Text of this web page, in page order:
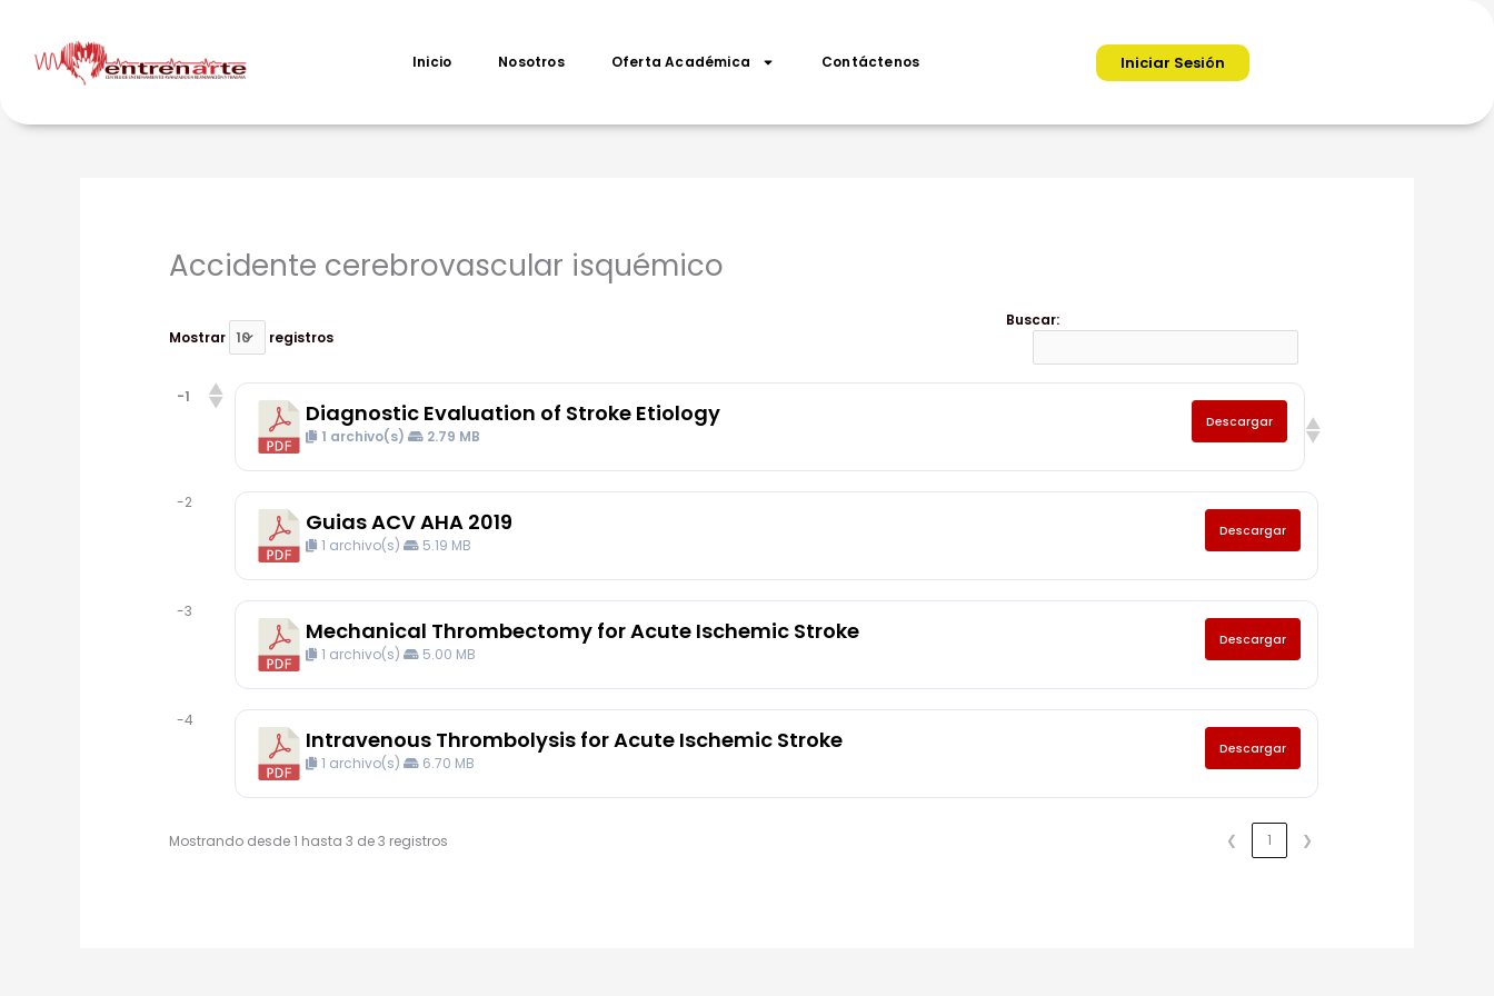
contenido
Inicio Nosotros Oferta Académica Contáctenos Iniciar Sesión
Accidente cerebrovascular isquémico
Mostrar registros
Buscar:
-1
Diagnostic Evaluation of Stroke Etiology
1 archivo(s) 2.79 MB
Descargar
-2
Guias ACV AHA 2019
1 archivo(s) 5.19 MB
Descargar
-3
Mechanical Thrombectomy for Acute Ischemic Stroke
1 archivo(s) 5.00 MB
Descargar
-4
Intravenous Thrombolysis for Acute Ischemic Stroke
1 archivo(s) 6.70 MB
Descargar
Mostrando desde 1 hasta 3 de 3 registros ❮ 1 ❯